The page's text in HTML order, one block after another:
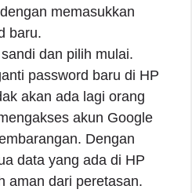
memasukkan
baru.
dan pilih mulai.
password baru di HP
akan ada lagi orang
akun Google
Dengan
data yang ada di HP
aman dari peretasan.